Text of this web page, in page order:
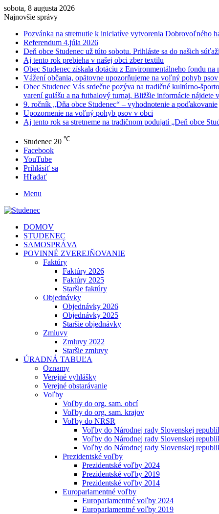
sobota, 8 augusta 2026
Najnovšie správy
Pozvánka na stretnutie k iniciatíve vytvorenia Dobrovoľného
Referendum 4.júla 2026
Deň obce Studenec už túto sobotu. Prihláste sa do našich
Aj tento rok prebieha v našej obci zber textilu
Obec Studenec získala dotáciu z Environmentálneho fondu na
Vážení občania, opätovne upozorňujeme na voľný pohyb
Obec Studenec Vás srdečne pozýva na tradičné kultúrno-
varení gulášu a na futbalový turnaj. Bližšie informácie
9. ročník „Dňa obce Studenec“ – vyhodnotenie a poďakovanie
Upozornenie na voľný pohyb psov v obci
Aj tento rok sa stretneme na tradičnom podujatí „Deň obce
Studenec 20 ℃
Facebook
YouTube
Prihlásiť sa
Hľadať
Menu
DOMOV
STUDENEC
SAMOSPRÁVA
POVINNÉ ZVEREJŇOVANIE
Faktúry
Faktúry 2026
Faktúry 2025
Staršie faktúry
Objednávky
Objednávky 2026
Objednávky 2025
Staršie objednávky
Zmluvy
Zmluvy 2022
Staršie zmluvy
ÚRADNÁ TABUĽA
Oznamy
Verejné vyhlášky
Verejné obstarávanie
Voľby
Voľby do org. sam. obcí
Voľby do org. sam. krajov
Voľby do NRSR
Voľby do Národnej rady Slovenskej
Voľby do Národnej rady Slovenskej
Voľby do Národnej rady Slovenskej
Prezidentské voľby
Prezidentské voľby 2024
Prezidentské voľby 2019
Prezidentské voľby 2014
Europarlamentné voľby
Europarlamentné voľby 2024
Europarlamentné voľby 2019